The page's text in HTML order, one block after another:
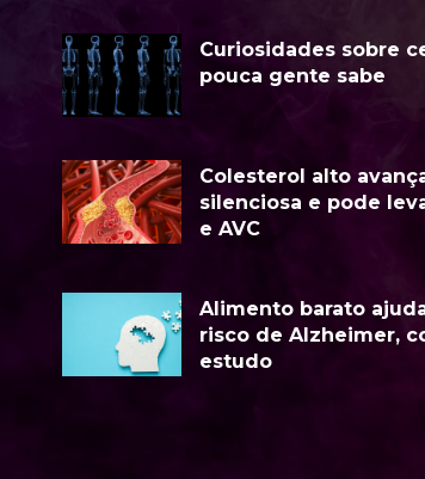
Curiosidades sobre
pouca gente sabe
Colesterol alto
silenciosa e pode
e AVC
Alimento barato
risco de Alzheimer,
estudo